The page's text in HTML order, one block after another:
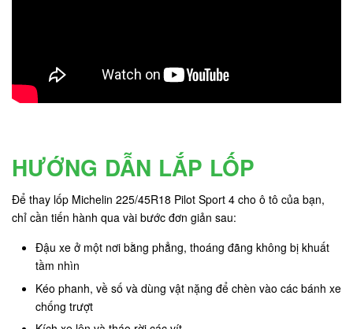
HƯỚNG DẪN LẮP LỐP
Để thay lốp Michelin 225/45R18 Pilot Sport 4 cho ô tô của bạn,
chỉ cần tiến hành qua vài bước đơn giản sau:
Đậu xe ở một nơi bằng phẳng, thoáng đãng không bị khuất
tầm nhìn
Kéo phanh, về số và dùng vật nặng để chèn vào các bánh xe
chống trượt